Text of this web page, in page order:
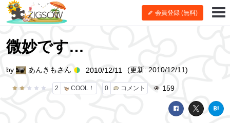
会員登録 (無料)
微妙です…
2 COOL！ 0 コメント 159
by あんきもさん 2010/12/11 (更新: 2010/12/11)